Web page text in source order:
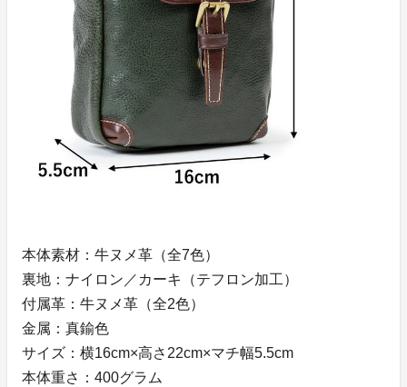
本体素材：牛ヌメ革（全7色）
裏地：ナイロン／カーキ（テフロン加工）
付属革：牛ヌメ革（全2色）
金属：真鍮色
サイズ：横16cm×高さ22cm×マチ幅5.5cm
本体重さ：400グラム